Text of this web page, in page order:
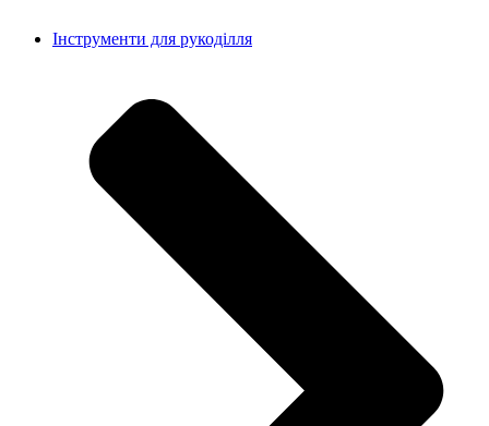
Інструменти для рукоділля